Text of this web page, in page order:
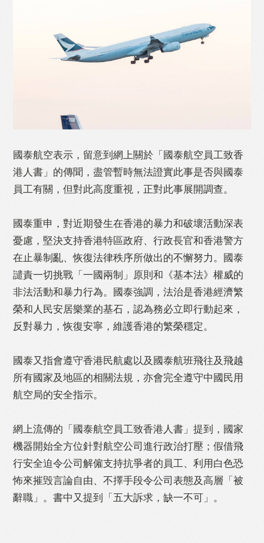
Like
WhatsApp Email Print
國泰航空表示，留意到網上關於「國泰航空員工致香
港人書」的傳聞，盡管暫時無法證實此事是否與國泰
員工有關，但對此高度重視，正對此事展開調查。
國泰重申，對近期發生在香港的暴力和破壞活動深表
憂慮，堅決支持香港特區政府、行政長官和香港警方
在止暴制亂、恢復法律秩序所做出的不懈努力。國泰
譴責一切挑戰「一國兩制」原則和《基本法》權威的
非法活動和暴力行為。國泰強調，法治是香港經濟繁
榮和人民安居樂業的基石，認為務必立即行動起來，
反對暴力，恢復安寧，維護香港的繁榮穩定。
國泰又指會遵守香港民航處以及國泰航班飛往及飛越
所有國家及地區的相關法規，亦會完全遵守中國民用
航空局的安全指示。
網上流傳的「國泰航空員工致香港人書」提到，國家
機器開始全方位針對航空公司進行政治打壓；假借飛
行安全迫令公司解僱支持抗爭者的員工、利用白色恐
怖來摧毁言論自由、不擇手段令公司表態及高層「被
辭職」。書中又提到「五大訴求，缺一不可」。